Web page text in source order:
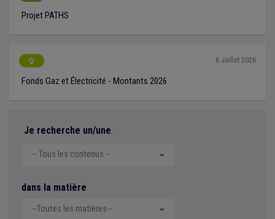
Projet PATHS
 6 Juillet 2026
Fonds Gaz et Électricité - Montants 2026
Je recherche un/une
-- Tous les contenus --
dans la matière
--Toutes les matières--